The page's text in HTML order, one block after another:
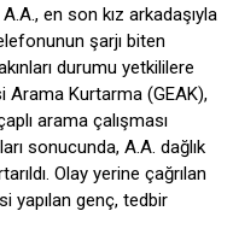
en son kız arkadaşıyla
şarjı biten
durumu yetkililere
Arama Kurtarma (GEAK),
arama çalışması
sonucunda, A.A. dağlık
Olay yerine çağrılan
yapılan genç, tedbir